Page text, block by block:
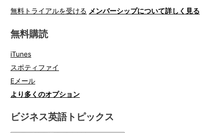
無料トライアルを受ける メンバーシップについて詳しく見る
無料購読
iTunes
スポティファイ
Eメール
より多くのオプション
ビジネス英語トピックス